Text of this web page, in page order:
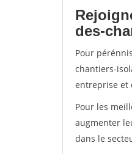
des-
Pour
chantiers-
entreprise et
Pour les
augmenter
dans le